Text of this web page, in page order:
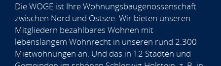
Die WOGE ist Ihre Wohnungsbaugenossenschaft
zwischen Nord und Ostsee. Wir bieten unseren
Mitgliedern bezahlbares Wohnen mit
lebenslangem Wohnrecht in unseren rund 2.300
Mietwohnungen an. Und das in 12 Städten und